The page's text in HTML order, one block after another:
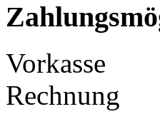
Vorkasse
Rechnung